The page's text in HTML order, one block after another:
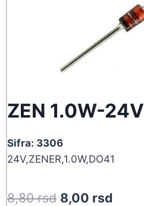
ZEN 1.0W-24V
Sifra: 3306
24V,ZENER,1.0W,DO41
8,80rsd Original
8,00 rsd